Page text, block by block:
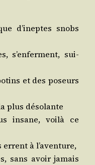
d’ineptes snobs
s’enferment, sui­
et des poseurs
plus désolante
insane, voi­là ce
à l’aventure,
sans avoir jamais